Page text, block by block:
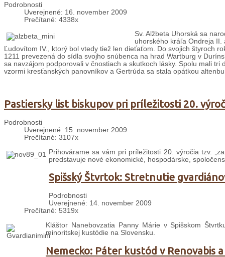
Podrobnosti
Uverejnené: 16. november 2009
Prečítané: 4338x
Sv. Alžbeta Uhorská sa
uhorského kráľa Ondreja II.
Ľudovítom IV., ktorý bol vtedy tiež len dieťaťom. Do svojich štyroch
1211 prevezená do sídla svojho snúbenca na hrad Wartburg v
sa navzájom podporovali v čnostiach a skutkoch lásky. Spolu mali
vzormi kresťanských panovníkov a Gertrúda sa stala opátkou
Pastiersky list biskupov pri príležitosti 20.
Podrobnosti
Uverejnené: 15. november 2009
Prečítané: 3107x
Prihovárame sa vám pri príležitosti 20. výročia tzv.
predstavuje nové ekonomické, hospodárske,
Spišský Štvrtok: Stretnutie
Podrobnosti
Uverejnené: 14. november 2009
Prečítané: 5319x
Kláštor Nanebovzatia Panny Márie v Spišskom
minoritskej kustódie na Slovensku.
Nemecko: Páter kustód v Renovabis